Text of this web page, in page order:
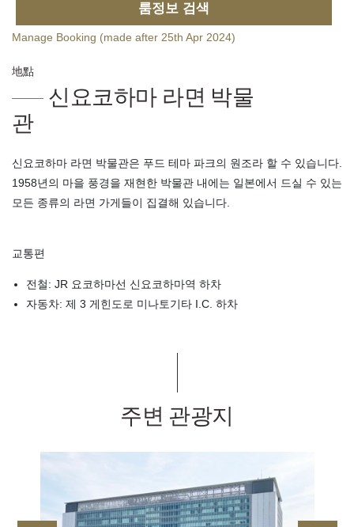
룸정보 검색
Manage Booking (made after 25th Apr 2024)
地點
신요코하마 라면 박물
관
신요코하마 라면 박물관은 푸드 테마 파크의 원조라 할 수 있습니다.
1958년의 마을 풍경을 재현한 박물관 내에는 일본에서 드실 수 있는
모든 종류의 라면 가게들이 집결해 있습니다.
교통편
전철: JR 요코하마선 신요코하마역 하차
자동차: 제 3 게힌도로 미나토기타 I.C. 하차
주변 관광지